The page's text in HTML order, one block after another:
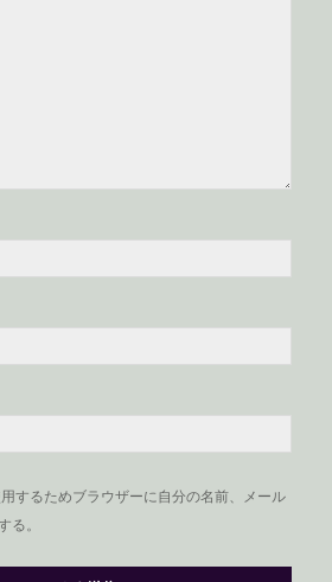
するためブラウザーに自分の名前、メール
る。